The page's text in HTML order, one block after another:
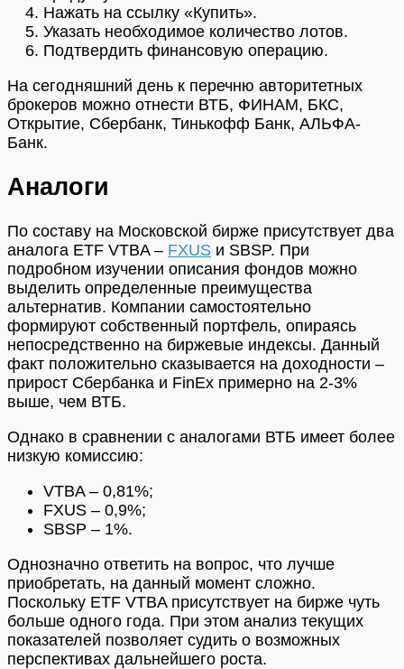
Нажать на ссылку «Купить».
Указать необходимое количество лотов.
Подтвердить финансовую операцию.
На сегодняшний день к перечню авторитетных
брокеров можно отнести ВТБ, ФИНАМ, БКС,
Открытие, Сбербанк, Тинькофф Банк, АЛЬФА-
Банк.
Аналоги
По составу на Московской бирже присутствует два
аналога ETF VTBA – FXUS и SBSP. При
подробном изучении описания фондов можно
выделить определенные преимущества
альтернатив. Компании самостоятельно
формируют собственный портфель, опираясь
непосредственно на биржевые индексы. Данный
факт положительно сказывается на доходности –
прирост Сбербанка и FinEx примерно на 2-3%
выше, чем ВТБ.
Однако в сравнении с аналогами ВТБ имеет более
низкую комиссию:
VTBA – 0,81%;
FXUS – 0,9%;
SBSP – 1%.
Однозначно ответить на вопрос, что лучше
приобретать, на данный момент сложно.
Поскольку ETF VTBA присутствует на бирже чуть
больше одного года. При этом анализ текущих
показателей позволяет судить о возможных
перспективах дальнейшего роста.